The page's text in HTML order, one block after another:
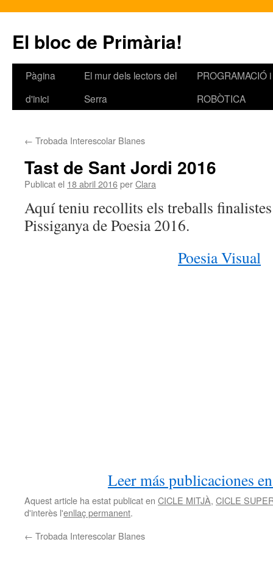
El bloc de Primària!
Vés
Pàgina
d'inici
El mur dels lectors del
Serra
PROGRAMACIÓ i
ROBÒTICA
← Trobada Interescolar Blanes
Tast de Sant Jordi 2016
Publicat el 18 abril 2016perClara
Aquí teniu recollits els treballs
Pissiganya de Poesia 2016.
Poesia Visual
Leer más publicaciones
Aquest article ha estat publicat en CICLE MITJÀ, CICLE
d'interès l'enllaç permanent.
← Trobada Interescolar Blanes